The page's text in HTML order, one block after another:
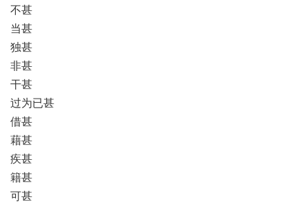
不甚
当甚
独甚
非甚
干甚
过为已甚
借甚
藉甚
疾甚
籍甚
可甚